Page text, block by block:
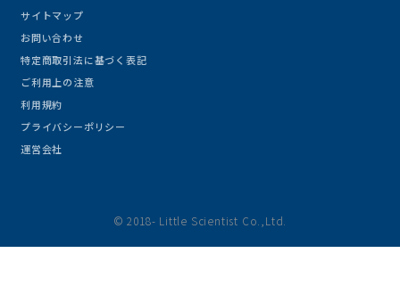
サイトマップ
お問い合わせ
特定商取引法に基づく表記
ご利用上の注意
利用規約
プライバシーポリシー
運営会社
© 2018- Little Scientist Co.,Ltd.